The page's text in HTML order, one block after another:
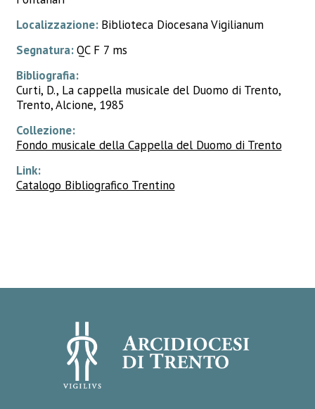
Localizzazione: Biblioteca Diocesana Vigilianum
Segnatura:QC F 7 ms
Bibliografia:
Curti, D., La cappella musicale del Duomo di Trento,
Trento, Alcione, 1985
Collezione:
Fondo musicale della Cappella del Duomo di Trento
Link:
Catalogo Bibliografico Trentino